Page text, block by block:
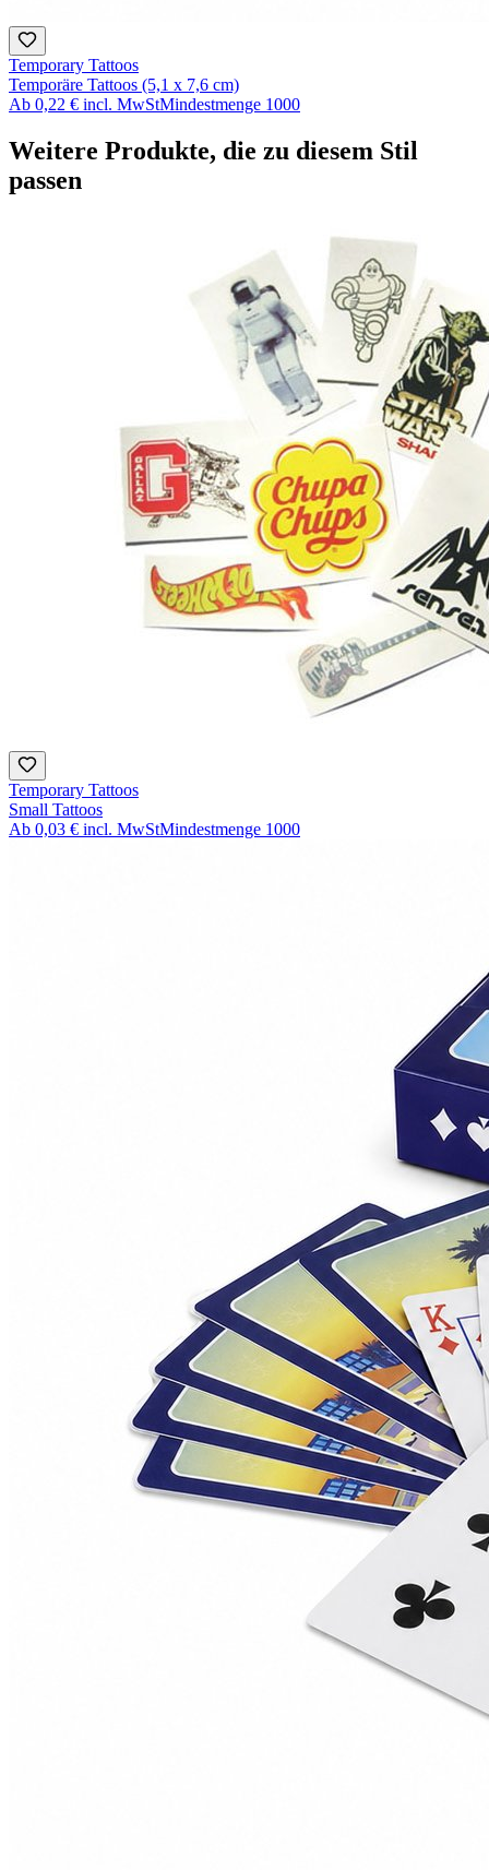
Temporary Tattoos
Temporäre Tattoos (5,1 x 7,6 cm)
Ab 0,22 € incl. MwStMindestmenge 1000
Weitere Produkte, die zu diesem Stil
passen
Temporary Tattoos
Small Tattoos
Ab 0,03 € incl. MwStMindestmenge 1000